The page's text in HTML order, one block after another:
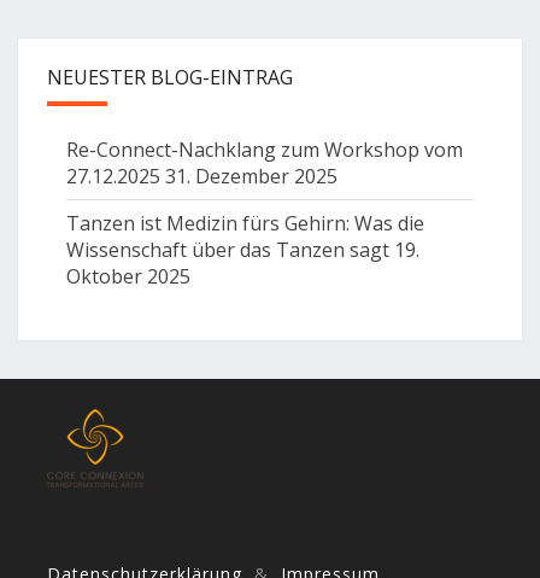
NEUESTER BLOG-EINTRAG
Re-Connect-Nachklang zum Workshop vom
27.12.2025 31. Dezember 2025
Tanzen ist Medizin fürs Gehirn: Was die
Wissenschaft über das Tanzen sagt 19.
Oktober 2025